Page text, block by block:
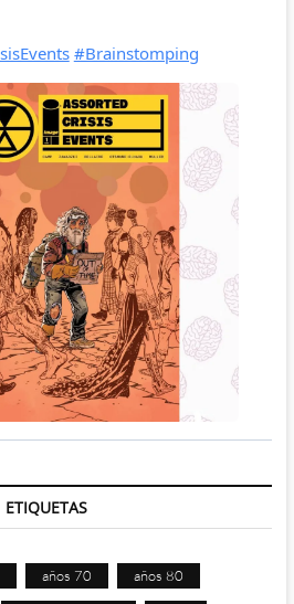
ETIQUETAS
años 70 años 80